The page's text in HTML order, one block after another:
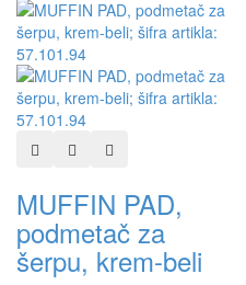
Dodaj u listu želja
Dodaj u listu za poređenje
MUFFIN PAD,
podmetač za
šerpu, krem-beli